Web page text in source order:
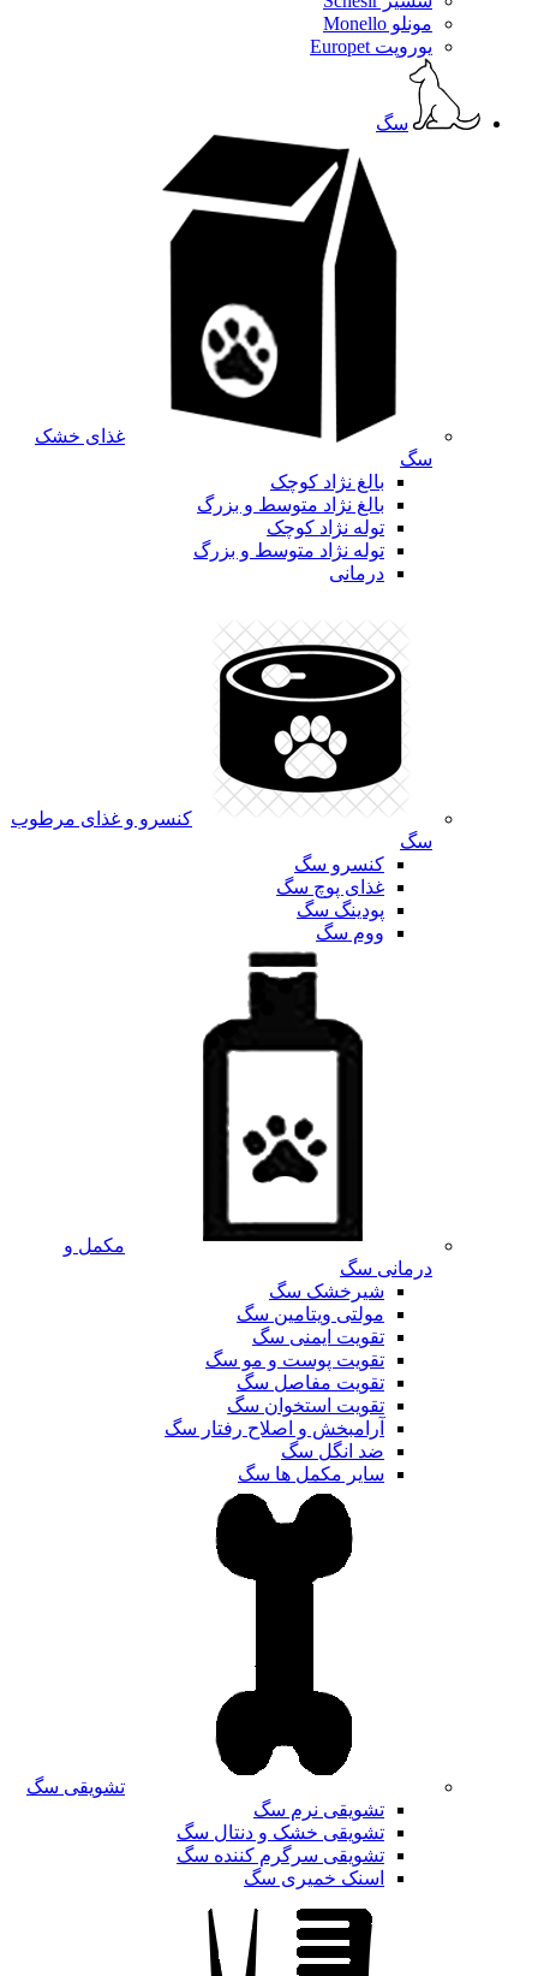
مونلو Monello
یوروپت Europet
سگ
غذای خشک
سگ
بالغ نژاد کوچک
بالغ نژاد متوسط و بزرگ
توله نژاد کوچک
توله نژاد متوسط و بزرگ
درمانی
کنسرو و غذای مرطوب
سگ
کنسرو سگ
غذای پوچ سگ
پودینگ سگ
ووم سگ
مکمل و
درمانی سگ
شیرخشک سگ
مولتی ویتامین سگ
تقویت ایمنی سگ
تقویت پوست و مو سگ
تقویت مفاصل سگ
تقویت استخوان سگ
آرامبخش و اصلاح رفتار سگ
ضد انگل سگ
سایر مکمل ها سگ
تشویقی سگ
تشویقی نرم سگ
تشویقی خشک و دنتال سگ
تشویقی سرگرم کننده سگ
اسنک خمیری سگ